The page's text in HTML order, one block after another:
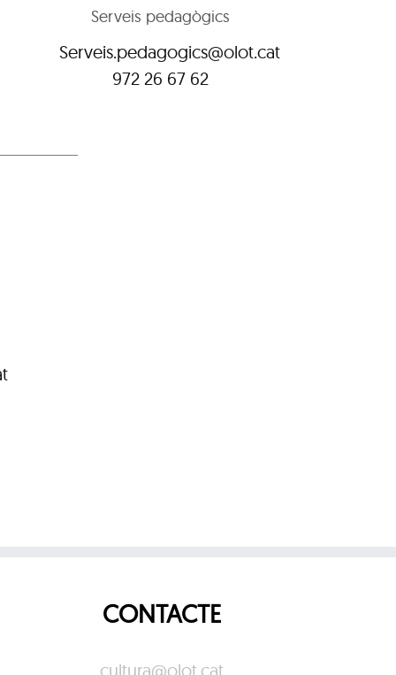
Serveis pedagògics
Serveis.pedagogics@olot.cat
972 26 67 62
CONTACTE
cultura@olot.cat